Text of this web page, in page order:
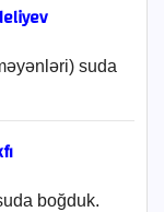
suda
boğduk.